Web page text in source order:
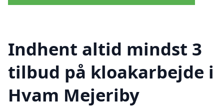
Indhent altid mindst 3
tilbud på kloakarbejde i
Hvam Mejeriby